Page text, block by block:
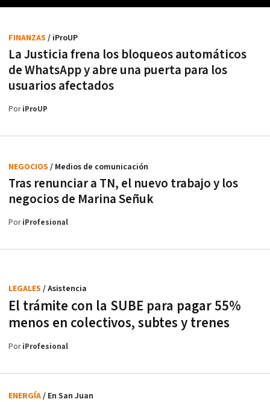
La Justicia frena los bloqueos automáticos
de WhatsApp y abre una puerta para los
usuarios afectados
FINANZAS / iProUP
PoriProUP
Tras renunciar a TN, el nuevo trabajo y los
negocios de Marina Señuk
NEGOCIOS / Medios de comunicación
PoriProfesional
El trámite con la SUBE para pagar 55%
menos en colectivos, subtes y trenes
LEGALES / Asistencia
PoriProfesional
ENERGÍA/ En San Juan